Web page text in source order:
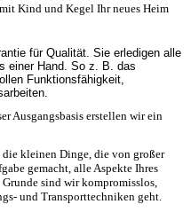
Kind und Kegel Ihr neues Heim
für Qualität. Sie erledigen alle
einer Hand. So z. B. das
Funktionsfähigkeit,
Ausgangsbasis erstellen wir ein
die kleinen Dinge, die von großer
gemacht, alle Aspekte Ihres
sind wir kompromisslos,
und Transporttechniken geht.